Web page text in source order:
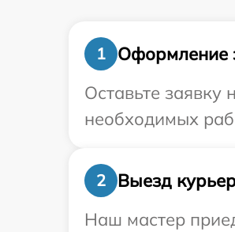
1
Оформление
Оставьте заявку
необходимых
2
Выезд
Наш мастер